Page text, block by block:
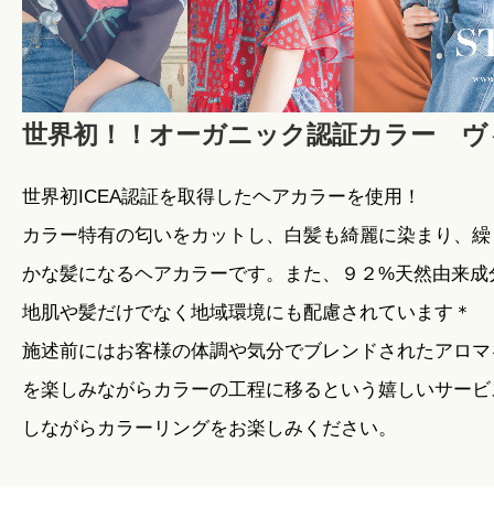
世界初！！オーガニック認証カラー ヴ
世界初ICEA認証を取得したヘアカラーを使用！
カラー特有の匂いをカットし、白髪も綺麗に染まり、
かな髪になるヘアカラーです。また、９２%天然由来
地肌や髪だけでなく地域環境にも配慮されています＊
施述前にはお客様の体調や気分でブレンドされたアロ
を楽しみながらカラーの工程に移るという嬉しいサー
しながらカラーリングをお楽しみください。